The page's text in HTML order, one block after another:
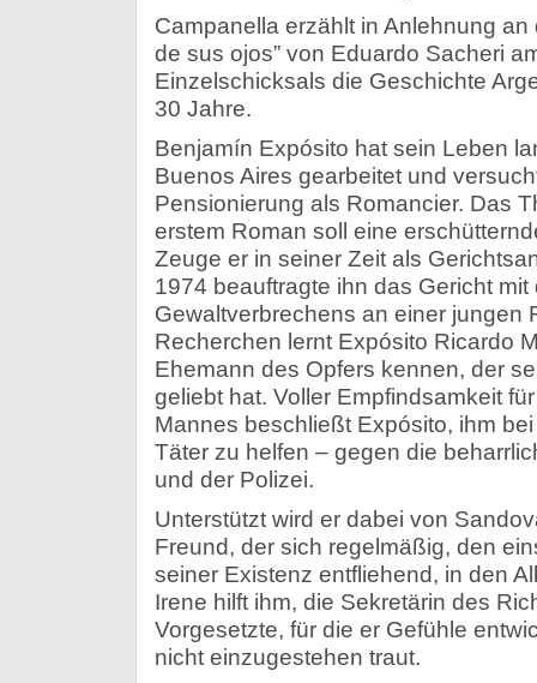
Campanella erzählt in Anlehnung an
de sus ojos” von Eduardo Sacheri
Einzelschicksals die Geschichte
30 Jahre.
Benjamín Expósito hat sein Leben
Buenos Aires gearbeitet und
Pensionierung als Romancier. Das
erstem Roman soll eine
Zeuge er in seiner Zeit als
1974 beauftragte ihn das Gericht
Gewaltverbrechens an einer jungen
Recherchen lernt Expósito Ricardo
Ehemann des Opfers kennen, der
geliebt hat. Voller Empfindsamkeit
Mannes beschließt Expósito, ihm
Täter zu helfen – gegen die
und der Polizei.
Unterstützt wird er dabei von
Freund, der sich regelmäßig, den
seiner Existenz entfliehend, in den
Irene hilft ihm, die Sekretärin des
Vorgesetzte, für die er Gefühle
nicht einzugestehen traut.